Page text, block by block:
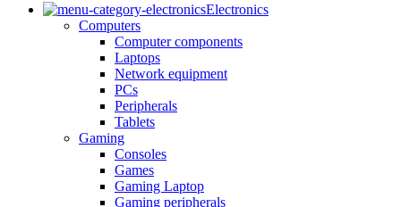
Electronics
Computers
Computer components
Laptops
Network equipment
PCs
Peripherals
Tablets
Gaming
Consoles
Games
Gaming Laptop
Gaming peripherals